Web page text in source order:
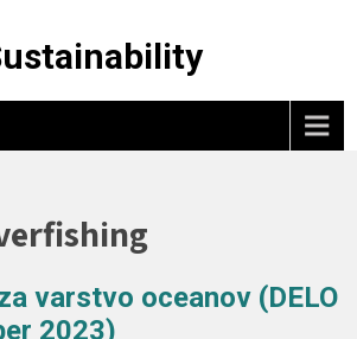
varstvo oceanov (DELO
2023)